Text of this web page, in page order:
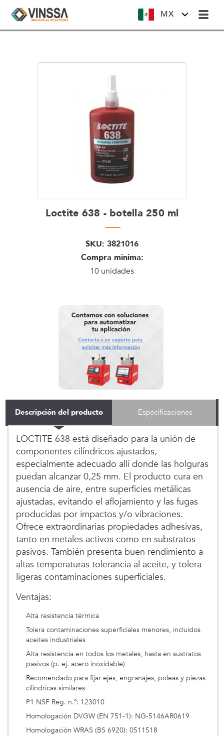
MX
Loctite 638 - botella 250 ml
SKU: 3821016
Compra minima:
10 unidades
Descripción del producto
LOCTITE 638 está diseñado para la unión de
componentes cilíndricos ajustados,
especialmente adecuado allí donde las holguras
puedan alcanzar 0,25 mm. El producto cura en
ausencia de aire, entre superficies metálicas
ajustadas, evitando el aflojamiento y las fugas
producidas por impactos y/o vibraciones.
Ofrece extraordinarias propiedades adhesivas,
tanto en metales activos como en substratos
pasivos. También presenta buen rendimiento a
altas temperaturas tolerancia al aceite, y tolera
ligeras contaminaciones superficiales.
Ventajas:
Alta resistencia térmica
Tolera contaminaciones superficiales menores, incluidos
aceites industriales
Alta resistencia en todos los metales, hasta en sustratos
pasivos (p. ej. acero inoxidable)
Recomendado para fijar ejes, engranajes, poleas y piezas
cilíndricas similares
P1 NSF Reg. n.º: 123010
Homologación DVGW (EN 751-1): NG-5146AR0619
Homologación WRAS (BS 6920): 0511518
Especificaciones